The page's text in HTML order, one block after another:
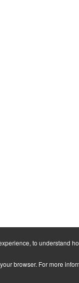
to understand
browser. For more